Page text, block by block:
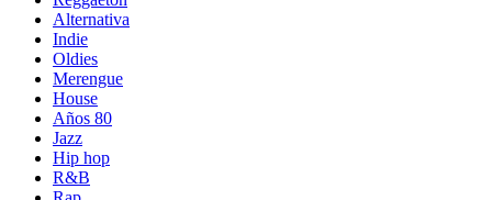
Alternativa
Indie
Oldies
Merengue
House
Años 80
Jazz
Hip hop
R&B